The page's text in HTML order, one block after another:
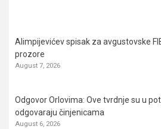
Alimpijevićev spisak za avgustovske
prozore
August 7, 2026
Odgovor Orlovima: ​Ove tvrdnje su u
odgovaraju činjenicama
August 6, 2026